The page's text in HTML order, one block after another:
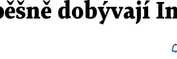
dobývají